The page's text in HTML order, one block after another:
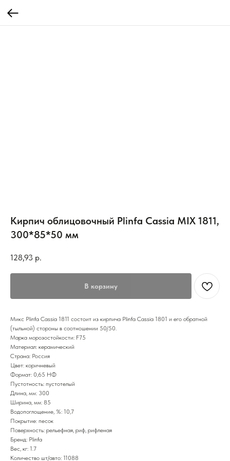
Кирпич облицовочный Plinfa Cassia MIX 1811,
300*85*50 мм
128,93 р.
В корзину
Микс Plinfa Cassia 1811 состоит из кирпича Plinfa Cassia 1801 и его обратной
(тыльной) стороны в соотношении 50/50.
Марка морозостойкости: F75
Материал: керамический
Страна: Россия
Цвет: коричневый
Формат: 0,65 НФ
Пустотность: пустотелый
Длина, мм: 300
Ширина, мм: 85
Водопоглощение, %: 10,7
Покрытие: песок
Поверхность: рельефная, риф, рифленая
Бренд: Plinfa
Вес, кг: 1.7
Количество шт/авто: 11088